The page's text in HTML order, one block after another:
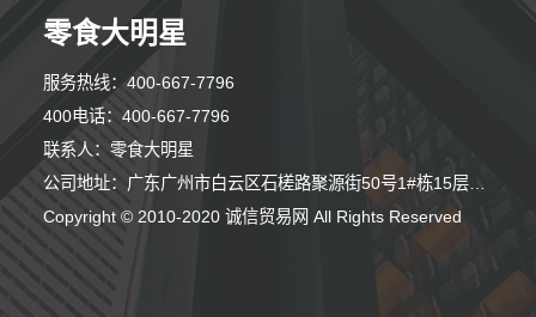
零食大明星
服务热线：400-667-7796
400电话：400-667-7796
联系人：零食大明星
公司地址：广东广州市白云区石槎路聚源街50号1#栋15层1508室
Copyright © 2010-2020 诚信贸易网 All Rights Reserved
8分钟前 卢女士 正在咨询
6分钟前 林先生 正在咨询